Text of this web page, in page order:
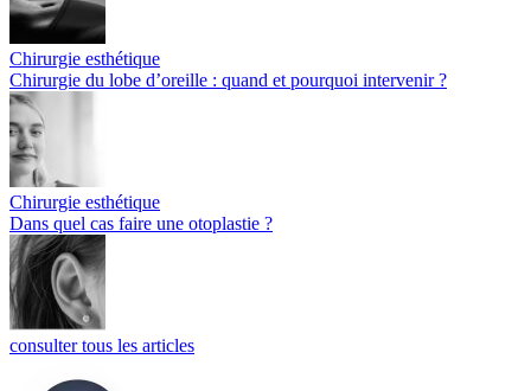
Chirurgie esthétique
Chirurgie du lobe d’oreille : quand et pourquoi intervenir ?
Chirurgie esthétique
Dans quel cas faire une otoplastie ?
consulter tous les articles